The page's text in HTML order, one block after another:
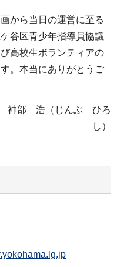
から当日の運営に至る
谷区青少年指導員協議
高校生ボランティアの
。本当にありがとうご
神部 浩（じんぶ ひろ
し）